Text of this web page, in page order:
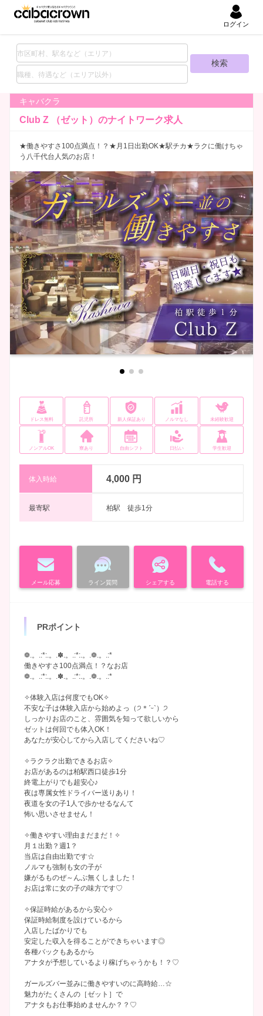
ログイン
キャバクラ
Club Z （ゼット）のナイトワーク求人
★働きやすさ100点満点！？★月1日出勤OK★駅チカ★ラクに働けちゃ
う八千代台人気のお店！
ドレス無料 託児所 新人保証あり ノルマなし 未経験歓迎
ノンアルOK 寮あり 自由シフト 日払い 学生歓迎
体入時給 4,000 円
最寄駅 柏駅 徒歩1分
メール応募 ライン質問 シェアする 電話する
PRポイント
❁.。.:*:.。.✽.。.:*:.。.❁.。.:*
働きやすさ100点満点！？なお店
❁.。.:*:.。.✽.。.:*:.。.❁.。.:*
✧体験入店は何度でもOK✧
不安な子は体験入店から始めよっ（੭＊ˊᵕˋ）੭
しっかりお店のこと、雰囲気を知って欲しいから
ゼットは何回でも体入OK！
あなたが安心してから入店してくださいね♡
✧ラクラク出勤できるお店✧
お店があるのは柏駅西口徒歩1分
終電上がりでも超安心♪
夜は専属女性ドライバー送りあり！
夜道を女の子1人で歩かせるなんて
怖い思いさせません！
✧働きやすい理由まだまだ！✧
月１出勤？週1？
当店は自由出勤です☆
ノルマも強制も女の子が
嫌がるものぜ～んぶ無くしました！
お店は常に女の子の味方です♡
✧保証時給があるから安心✧
保証時給制度を設けているから
入店したばかりでも
安定した収入を得ることができちゃいます◎
各種バックもあるから
アナタが予想しているより稼げちゃうかも！？♡
ガールズバー並みに働きやすいのに高時給…☆
魅力がたくさんの［ゼット］で
アナタもお仕事始めませんか？？♡